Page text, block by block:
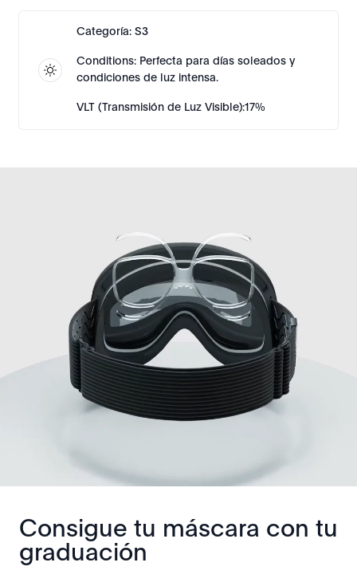
Categoría: S3
Conditions: Perfecta para días soleados y
condiciones de luz intensa.
VLT (Transmisión de Luz Visible):17%
Consigue tu máscara con tu
graduación